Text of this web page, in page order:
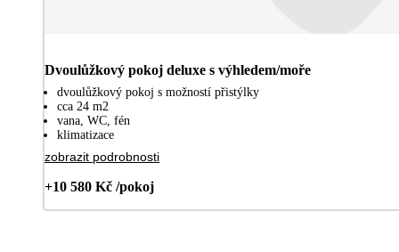
Dvoulůžkový pokoj deluxe s výhledem/moře
dvoulůžkový pokoj s možností přistýlky
cca 24 m2
vana, WC, fén
klimatizace
zobrazit podrobnosti
+10 580 Kč /pokoj